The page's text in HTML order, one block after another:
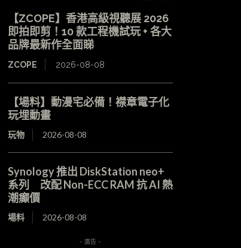
【ZCOPE】香港高級視聽展 2026
即拍即剪！10 款工程機試玩 + 各大
品牌最新作全面睇
ZCOPE 2026-08-08
【場料】動漫宅必備！襟章電子化
玩埋動畫
玩物 2026-08-08
Synology 推出 DiskStation neo+
系列 改配 Non-ECC RAM 抗 AI 熱
潮癲價
場料 2026-08-08
- 廣告 -